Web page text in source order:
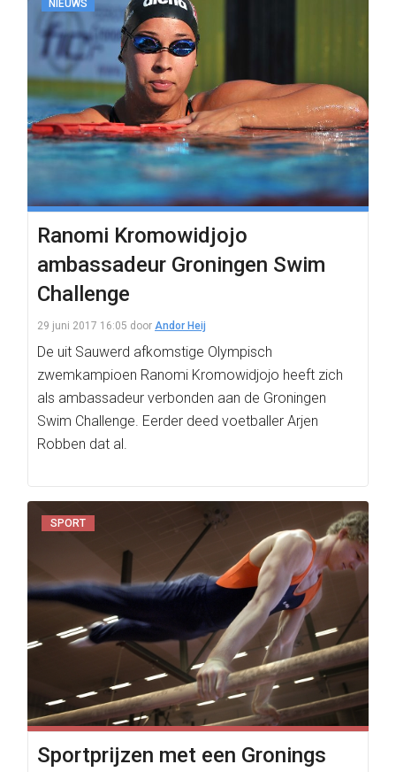
NIEUWS
Ranomi Kromowidjojo
ambassadeur Groningen Swim
Challenge
29 juni 2017 16:05 door Andor Heij
De uit Sauwerd afkomstige Olympisch
zwemkampioen Ranomi Kromowidjojo heeft zich
als ambassadeur verbonden aan de Groningen
Swim Challenge. Eerder deed voetballer Arjen
Robben dat al.
SPORT
Sportprijzen met een Gronings